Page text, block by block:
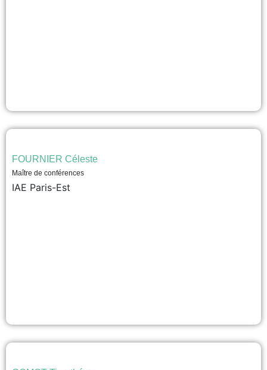
FOURNIER Céleste
Maître de conférences
IAE Paris-Est